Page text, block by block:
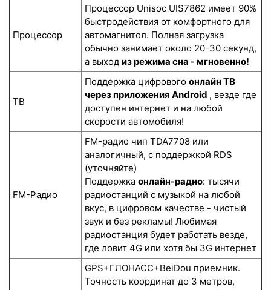
Процессор
Процессор Unisoc UIS7862 имеет 90%
быстродействия от комфортного для
автомагнитол. Полная загрузка
обычно занимает около 20-30 секунд,
а выход из режима сна - мгновенно!
ТВ
Поддержка цифрового онлайн ТВ
через приложения Android , везде где
доступен интернет и на любой
скорости автомобиля!
FM-Радио
FM-радио чип TDA7708 или
аналогичный, с поддержкой RDS
(уточняйте)
Поддержка онлайн-радио: тысячи
радиостанций с музыкой на любой
вкус, в цифровом качестве - чистый
звук и без рекламы! Любимая
радиостанция будет работать везде,
где ловит 4G или хотя бы 3G интернет
GPS+ГЛОНАСС+BeiDou приемник.
Точность координат до 3 метров,